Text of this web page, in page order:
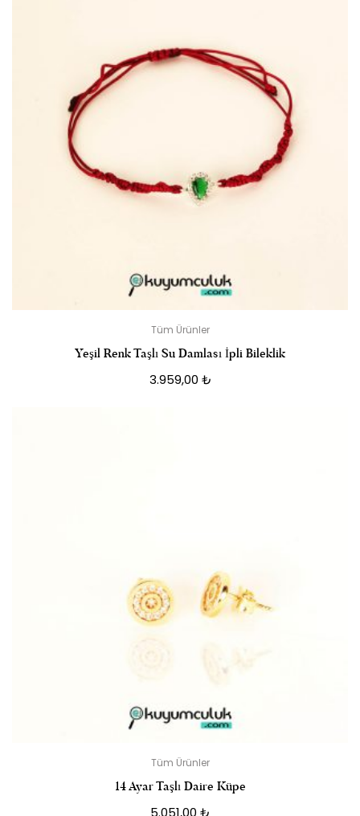
Tüm Ürünler
Yeşil Renk Taşlı Su Damlası İpli Bileklik
3.959,00 ₺
Tüm Ürünler
14 Ayar Taşlı Daire Küpe
5.051,00 ₺